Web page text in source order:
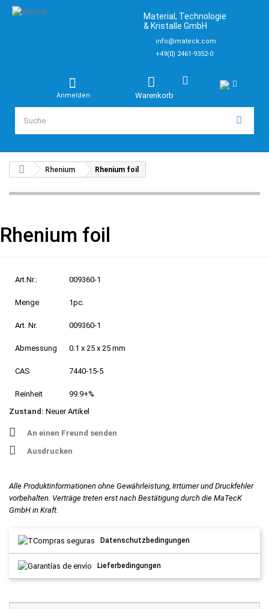
Material, Technologie
& Kristalle GmbH
info@mateck.com
+49(0) 2461-9352-0
Warenkorb
Anmelden
Rhenium Rhenium foil
Rhenium foil
Art.Nr.: 009360-1
Menge 1pc.
Art. Nr. 009360-1
Abmessung 0.1 x 25 x 25 mm
CAS 7440-15-5
Reinheit
99.9+%
Zustand: Neuer Artikel
An einen Freund senden
Ausdrucken
Alle Produktinformationen ohne Gewährleistung, Irrtümer und Druckfehler
vorbehalten. Verträge treten erst nach Bestätigung durch die MaTecK
GmbH in Kraft.
Datenschutzbedingungen
Lieferbedingungen